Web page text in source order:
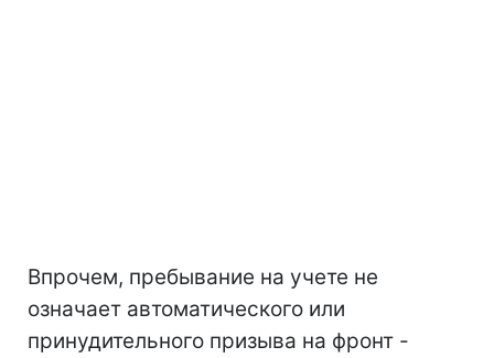
Впрочем, пребывание на учете не
означает автоматического или
принудительного призыва на фронт -